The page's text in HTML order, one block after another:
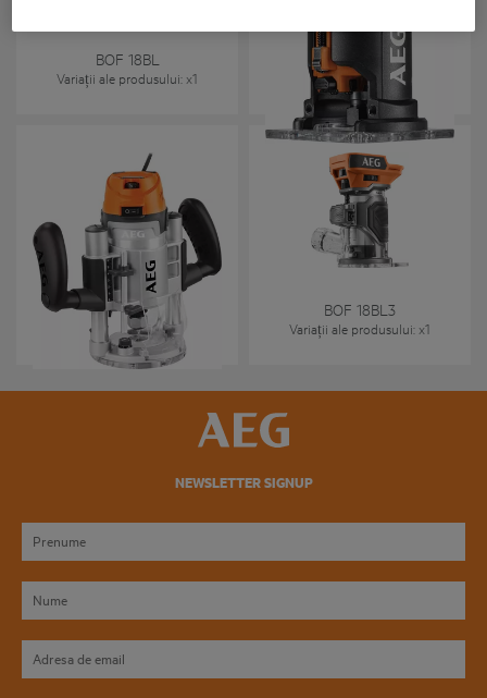
BOF 18BL
Variații ale produsului: x1
BOF 18BL2
Variații ale produsului
Mașină de frezat combi
MF 1400KE
Variații ale produsului
BOF 18BL3
Variații ale produsului: x1
NEWSLETTER SIGNUP